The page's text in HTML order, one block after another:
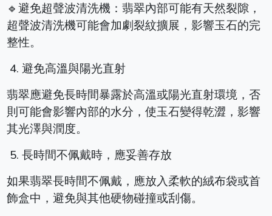
🔹避免超聲波清洗機：翡翠內部可能有天然裂隙，
超聲波清洗機可能會加劇裂紋擴展，影響玉石的完
整性。
4. 避免高溫與陽光直射
翡翠應避免長時間暴露於高溫或陽光直射環境，否
則可能會影響內部的水分，使玉石變得乾澀，影響
其光澤與潤度。
5. 長時間不佩戴時，應妥善存放
如果翡翠長時間不佩戴，應放入柔軟的絨布袋或首
飾盒中，避免與其他硬物碰撞或刮傷。